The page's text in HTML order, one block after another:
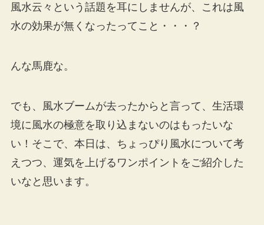
風水云々という話題を耳にしませんが、これは風
水の効果が無くなったってこと・・・？
んな馬鹿な。
でも、風水ブームが去ったからと言って、生活環
境に風水の極意を取り込まないのはもったいな
い！そこで、本日は、ちょっぴり風水について考
えつつ、運気を上げるワンポイントをご紹介した
いなと思います。